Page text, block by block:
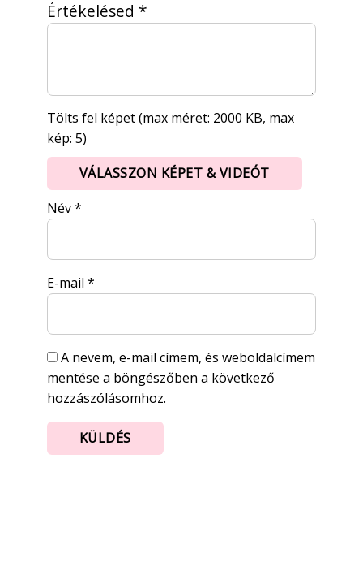
Értékelésed *
Tölts fel képet (max méret: 2000 KB, max
kép: 5)
VÁLASSZON KÉPET & VIDEÓT
Név*
E-mail *
A nevem, e-mail címem, és weboldalcímem
mentése a böngészőben a következő
hozzászólásomhoz.